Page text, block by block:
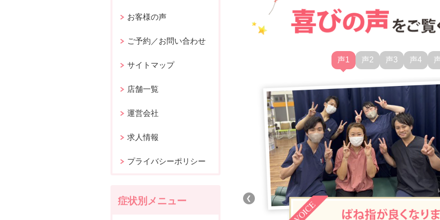
声1 声2 声3 声4
❮
お客様の声
ご予約／お問い合わせ
サイトマップ
店舗一覧
運営会社
求人情報
プライバシーポリシー
症状別メニュー